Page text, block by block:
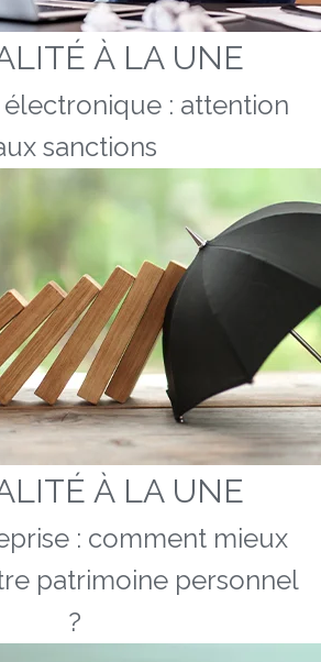
À LA UNE
: attention
sanctions
À LA UNE
: comment mieux
patrimoine personnel
?